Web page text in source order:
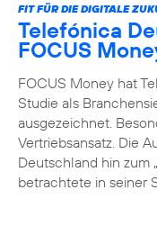
FIT FÜR DIE DIGITALE
Telefónica
FOCUS
FOCUS Money hat
Studie als
ausgezeichnet.
Vertriebsansatz. Die
Deutschland hin zum
betrachtete in seiner